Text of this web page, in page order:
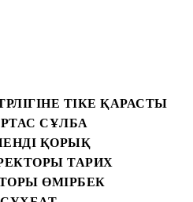
ТІКЕ ҚАРАСТЫ
СҰЛБА
ҚОРЫҚ
ТАРИХ
ӨМІРБЕК